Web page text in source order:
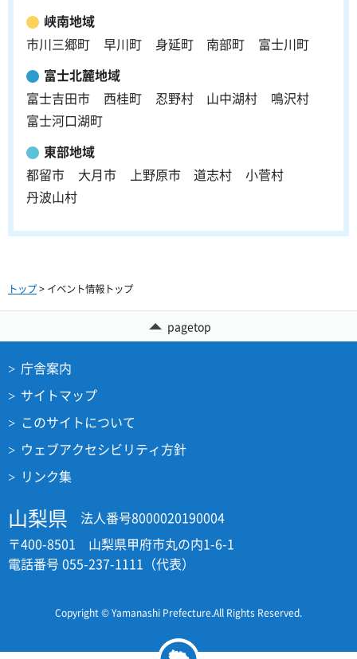
峡南地域
市川三郷町
早川町 身延町 南部町
富士川町
富士北麓地域
富士吉田市
西桂町 忍野村 山中湖村
鳴沢村
富士河口湖町
東部地域
都留市
大月市 上野原市 道志村
小菅村
丹波山村
トップ> イベント情報トップ
pagetop
庁舎案内
サイトマップ
このサイトについて
ウェブアクセシビリティ方針
リンク集
山梨県
法人番号8000020190004
〒400-8501 山梨県甲府市丸の内1-6-1
電話番号 055-237-1111（代表）
Copyright © Yamanashi Prefecture.All Rights Reserved.